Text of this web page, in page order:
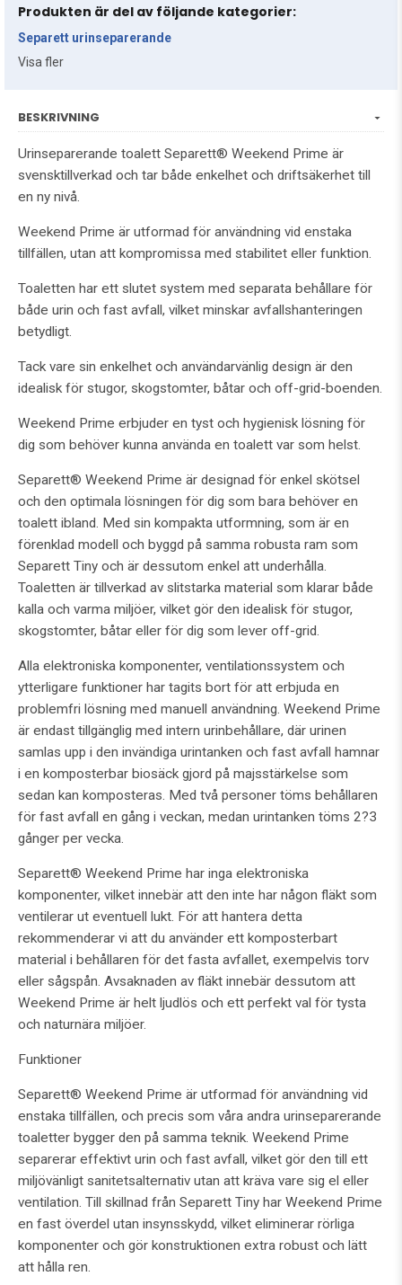
Produkten är del av följande kategorier:
Separett urinseparerande
Visa fler
BESKRIVNING
Urinseparerande toalett Separett® Weekend Prime är
svensktillverkad och tar både enkelhet och driftsäkerhet till
en ny nivå.
Weekend Prime är utformad för användning vid enstaka
tillfällen, utan att kompromissa med stabilitet eller funktion.
Toaletten har ett slutet system med separata behållare för
både urin och fast avfall, vilket minskar avfallshanteringen
betydligt.
Tack vare sin enkelhet och användarvänlig design är den
idealisk för stugor, skogstomter, båtar och off-grid-boenden.
Weekend Prime erbjuder en tyst och hygienisk lösning för
dig som behöver kunna använda en toalett var som helst.
Separett® Weekend Prime är designad för enkel skötsel
och den optimala lösningen för dig som bara behöver en
toalett ibland. Med sin kompakta utformning, som är en
förenklad modell och byggd på samma robusta ram som
Separett Tiny och är dessutom enkel att underhålla.
Toaletten är tillverkad av slitstarka material som klarar både
kalla och varma miljöer, vilket gör den idealisk för stugor,
skogstomter, båtar eller för dig som lever off-grid.
Alla elektroniska komponenter, ventilationssystem och
ytterligare funktioner har tagits bort för att erbjuda en
problemfri lösning med manuell användning. Weekend Prime
är endast tillgänglig med intern urinbehållare, där urinen
samlas upp i den invändiga urintanken och fast avfall hamnar
i en komposterbar biosäck gjord på majsstärkelse som
sedan kan komposteras. Med två personer töms behållaren
för fast avfall en gång i veckan, medan urintanken töms 2?3
gånger per vecka.
Separett® Weekend Prime har inga elektroniska
komponenter, vilket innebär att den inte har någon fläkt som
ventilerar ut eventuell lukt. För att hantera detta
rekommenderar vi att du använder ett komposterbart
material i behållaren för det fasta avfallet, exempelvis torv
eller sågspån. Avsaknaden av fläkt innebär dessutom att
Weekend Prime är helt ljudlös och ett perfekt val för tysta
och naturnära miljöer.
Funktioner
Separett® Weekend Prime är utformad för användning vid
enstaka tillfällen, och precis som våra andra urinseparerande
toaletter bygger den på samma teknik. Weekend Prime
separerar effektivt urin och fast avfall, vilket gör den till ett
miljövänligt sanitetsalternativ utan att kräva vare sig el eller
ventilation. Till skillnad från Separett Tiny har Weekend Prime
en fast överdel utan insynsskydd, vilket eliminerar rörliga
komponenter och gör konstruktionen extra robust och lätt
att hålla ren.